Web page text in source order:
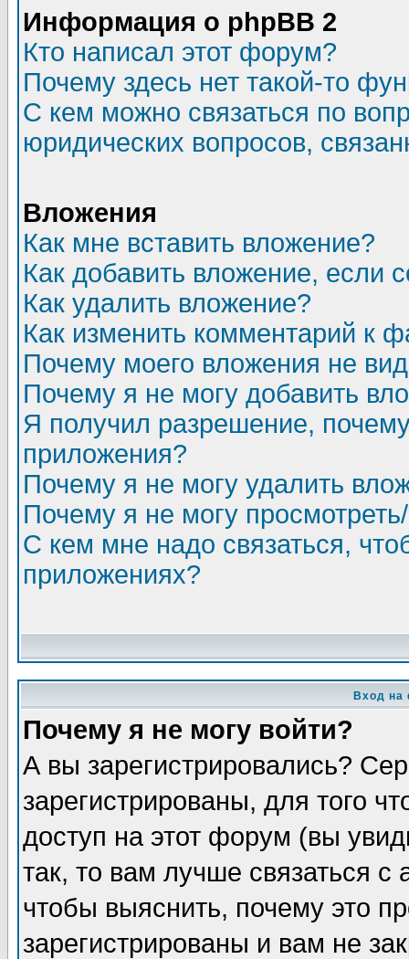
Информация о phpBB 2
Кто написал этот форум?
Почему здесь нет такой-то
С кем можно связаться по
юридических вопросов,
Вложения
Как мне вставить вложение?
Как добавить вложение, если
Как удалить вложение?
Как изменить комментарий к
Почему моего вложения не
Почему я не могу добавить
Я получил разрешение,
приложения?
Почему я не могу удалить
Почему я не могу
С кем мне надо связаться,
приложениях?
Вход на
Почему я не могу войти?
А вы зарегистрировались?
зарегистрированы, для того
доступ на этот форум (вы
так, то вам лучше связаться
чтобы выяснить, почему это
зарегистрированы и вам не